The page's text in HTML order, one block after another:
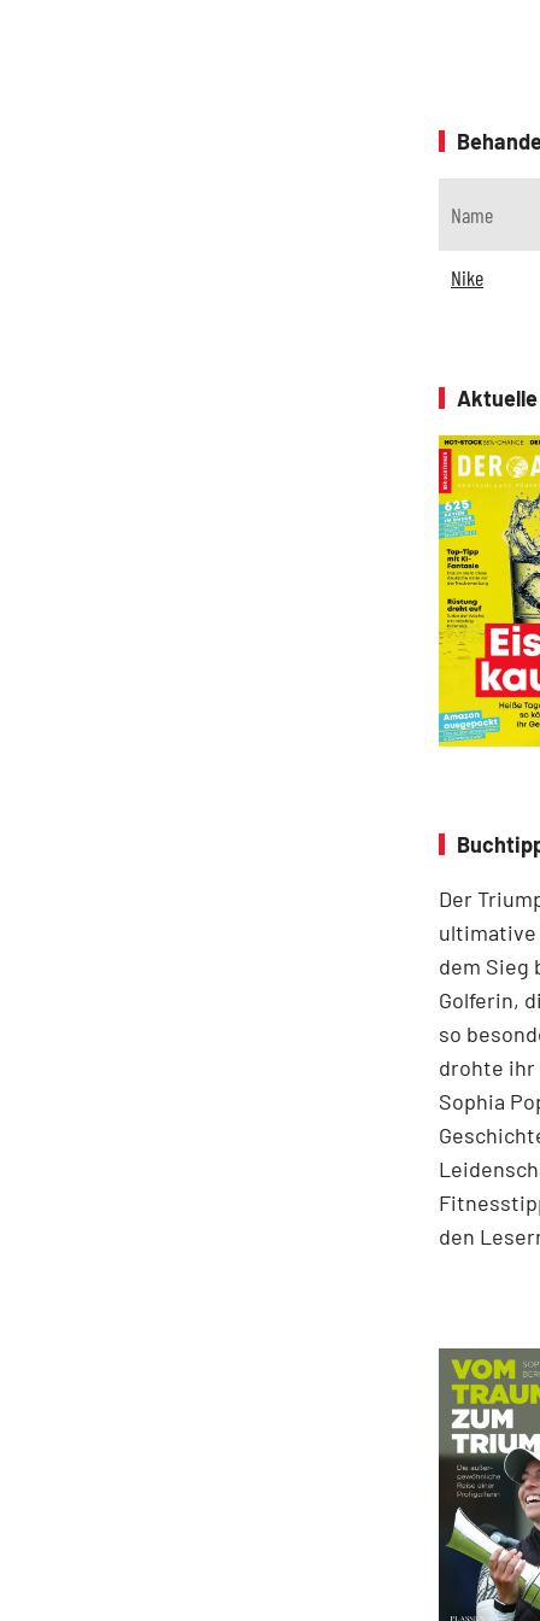
Name
Nike
Der
ultimative
dem Sieg
Golferin,
so
drohte ihr
Sophia
den